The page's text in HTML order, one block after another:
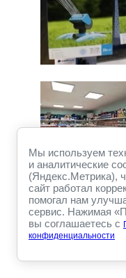
Предыдущее
Вернуться в
Мы используем
и аналитические
(Яндекс.Метрика),
сайт работал
помогал нам
сервис. Нажимая
вы соглашаетесь с
конфиденциальности